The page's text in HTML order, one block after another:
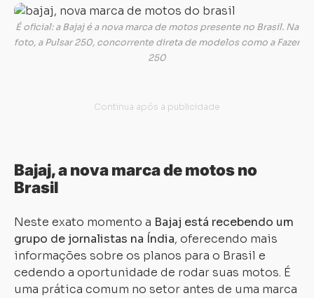
É oficial: a Bajaj é a nova marca de motos presente no Brasil. Na
foto, a Pulsar 250, concorrente direta de modelos como a Fazer
250
Bajaj, a nova marca de motos no
Brasil
Neste exato momento a Bajaj está recebendo um
grupo de jornalistas na Índia, oferecendo mais
informações sobre os planos para o Brasil e
cedendo a oportunidade de rodar suas motos. É
uma prática comum no setor antes de uma marca